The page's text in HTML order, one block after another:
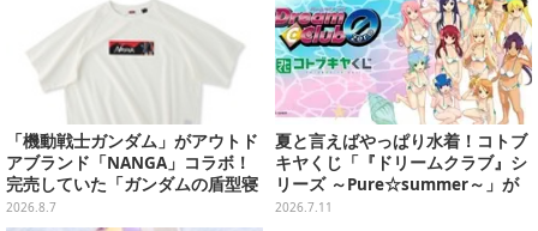
「機動戦士ガンダム」がアウトド
アブランド「NANGA」コラボ！
完売していた「ガンダムの盾型寝
袋」も2次受注開始
2026.8.7
夏と言えばやっぱり水着！コトブ
キヤくじ「『ドリームクラブ』シ
リーズ ～Pure☆summer～」が
販売終了間近
2026.7.11